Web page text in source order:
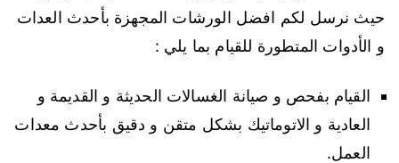
حيث نرسل لكم افضل الورشات المجهزة بأحدث العدات
و الأدوات المتطورة للقيام بما يلي :
القيام بفحص و صيانة الغسالات الحديثة و القديمة و
العادية و الاتوماتيك بشكل متقن و دقيق بأحدث معدات
العمل.